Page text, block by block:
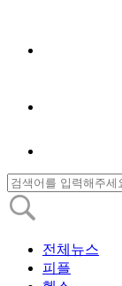
전체뉴스
피플